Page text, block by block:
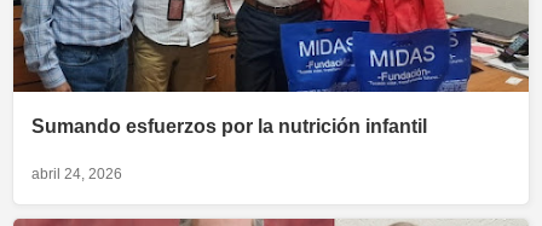
Sumando esfuerzos por la nutrición infantil
abril 24, 2026